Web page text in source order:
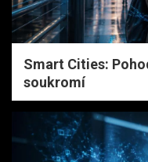
Smart Cities:
soukromí